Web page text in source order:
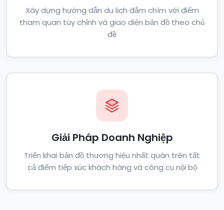
Xây dựng hướng dẫn du lịch đắm chìm với điểm
tham quan tùy chỉnh và giao diện bản đồ theo chủ
đề
Giải Pháp Doanh Nghiệp
Triển khai bản đồ thương hiệu nhất quán trên tất
cả điểm tiếp xúc khách hàng và công cụ nội bộ